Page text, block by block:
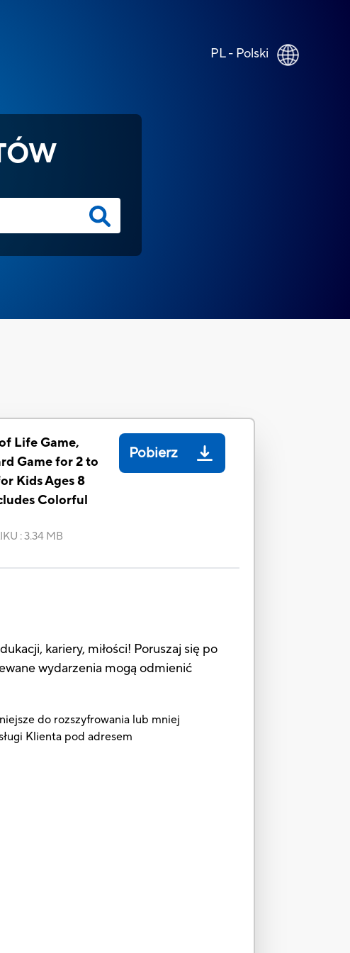
PL - Polski
Life Game,
Game for 2 to
Kids Ages 8
Colorful
:3.34 MB
Pobierz
kariery, miłości! Poruszaj się po
wydarzenia mogą odmienić
do rozszyfrowania lub mniej
Klienta pod adresem